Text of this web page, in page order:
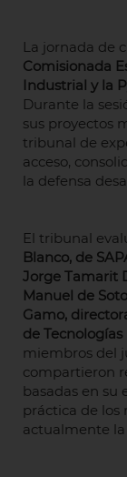
La jornada de
Comisionada
Industrial y la
Durante la
sus proyectos
tribunal de
acceso,
la defensa
El tribunal
Blanco, de
Jorge Tamarit
Manuel de
Gamo,
de
miembros del
compartieron
basadas en su
práctica de los
actualmente